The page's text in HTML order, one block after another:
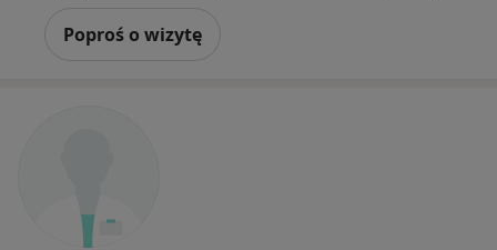
Poproś o wizytę